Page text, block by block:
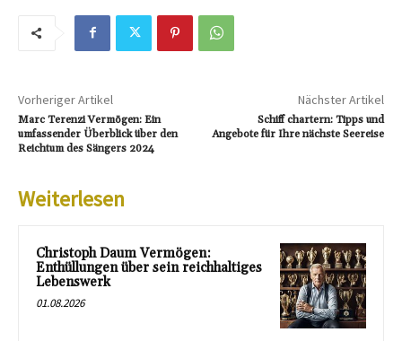
Vorheriger Artikel
Marc Terenzi Vermögen: Ein
umfassender Überblick über den
Reichtum des Sängers 2024
Nächster Artikel
Schiff chartern: Tipps und
Angebote für Ihre nächste Seereise
Weiterlesen
Christoph Daum Vermögen:
Enthüllungen über sein reichhaltiges
Lebenswerk
01.08.2026